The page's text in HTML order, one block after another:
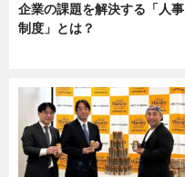
企業の課題を解決する「人事
制度」とは？